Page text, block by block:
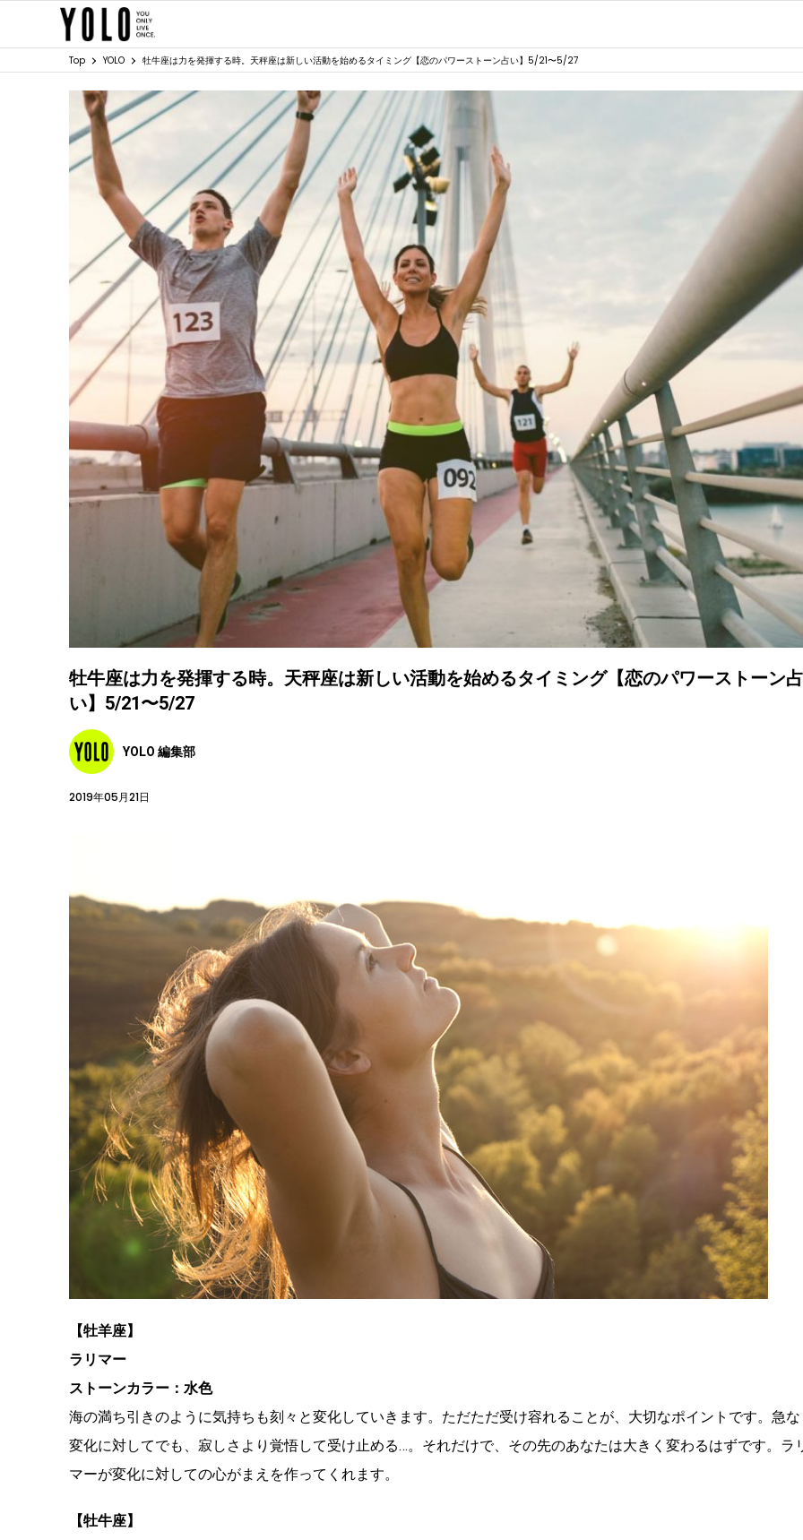
Top YOLO 牡牛座は力を発揮する時。天秤座は新しい活動を始めるタイミング【恋のパワーストーン占い】5/21〜5/27
牡牛座は力を発揮する時。天秤座は新しい活動を始めるタイミング【恋のパワーストーン占
い】5/21〜5/27
YOLO 編集部
2019年05月21日
【牡羊座】
ラリマー
ストーンカラー：水色
海の満ち引きのように気持ちも刻々と変化していきます。ただただ受け容れることが、大切なポイントです。急な
変化に対してでも、寂しさより覚悟して受け止める…。それだけで、その先のあなたは大きく変わるはずです。ラ
マーが変化に対しての心がまえを作ってくれます。
【牡牛座】